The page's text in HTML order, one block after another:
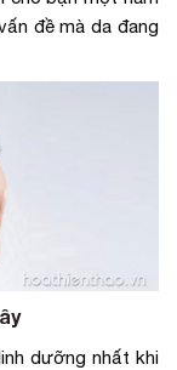
đề mà da đang
dưỡng nhất khi